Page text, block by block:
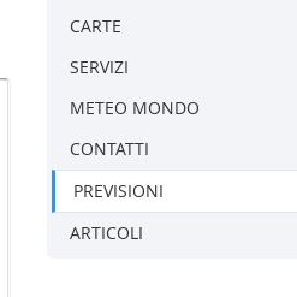
CARTE
SERVIZI
METEO MONDO
CONTATTI
PREVISIONI
ARTICOLI